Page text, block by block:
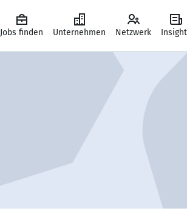
Jobs finden Unternehmen Netzwerk